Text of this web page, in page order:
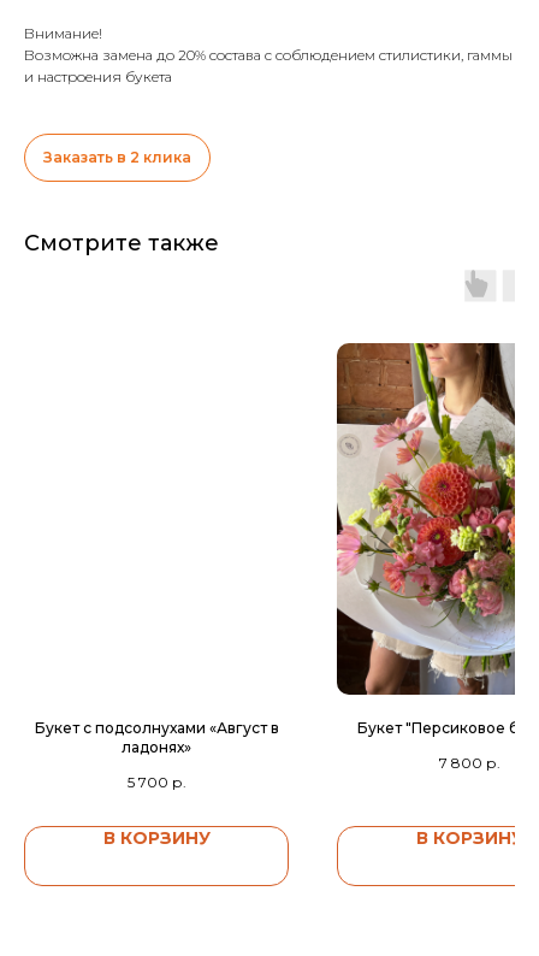
Внимание!
Возможна замена до 20% состава с соблюдением стилистики, гаммы
и настроения букета
Заказать в 2 клика
Смотрите также
Букет с подсолнухами «Август в
ладонях»
5 700 р.
В КОРЗИНУ
Букет "Персиковое
7 800 р.
В КОРЗИНУ